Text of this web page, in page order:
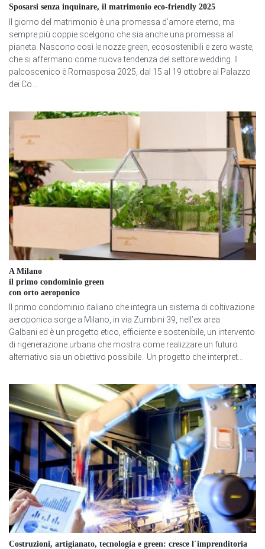
Sposarsi senza inquinare, il matrimonio eco-friendly 2025
Il giorno del matrimonio è una promessa d’amore eterno, ma
sempre più coppie scelgono che sia anche una promessa al
pianeta. Nascono così le nozze green, ecosostenibili e zero waste,
che si affermano come nuova tendenza del settore wedding. Il
palcoscenico è Romasposa 2025, dal 15 al 19 ottobre al Palazzo
dei Co...
A Milano
il primo condominio green
con orto aeroponico
Il primo condominio italiano che integra un sistema di coltivazione
aeroponica sorge a Milano, in via Zumbini 39, nell’ex area
Galbani ed è un progetto etico, efficiente e sostenibile, un intervento
di rigenerazione urbana che mostra come realizzare un futuro
alternativo sia un obiettivo possibile. Un progetto che interpret...
Costruzioni, artigianato, tecnologia e green: cresce l´imprenditoria